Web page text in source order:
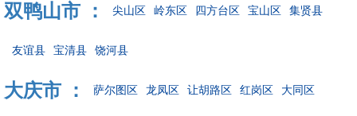
双鸭山市 ： 尖山区 岭东区 四方台区 宝山区 集贤县
友谊县 宝清县 饶河县
大庆市 ： 萨尔图区 龙凤区 让胡路区 红岗区 大同区